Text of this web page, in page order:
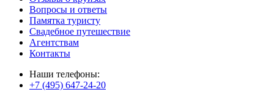
Вопросы и ответы
Памятка туристу
Свадебное путешествие
Агентствам
Контакты
Наши телефоны:
+7 (495) 647-24-20